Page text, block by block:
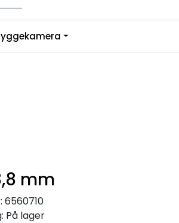
mm
6560710
På lager